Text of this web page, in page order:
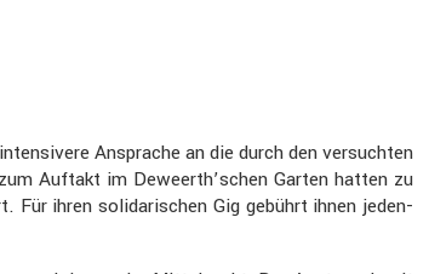
Ansprache an die durch den versuchten
Auftakt im Deweerth’schen Garten hatten zu
Für ihren solida­ri­schen Gig gebührt ihnen jeden­